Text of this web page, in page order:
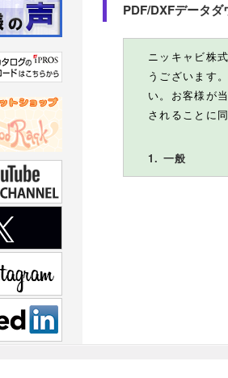
PDF/DXFデータ
ニッキャビ株
うございます
い。お客様が
されることに
1. 一般
時変更するこ
味します。将
別記した場